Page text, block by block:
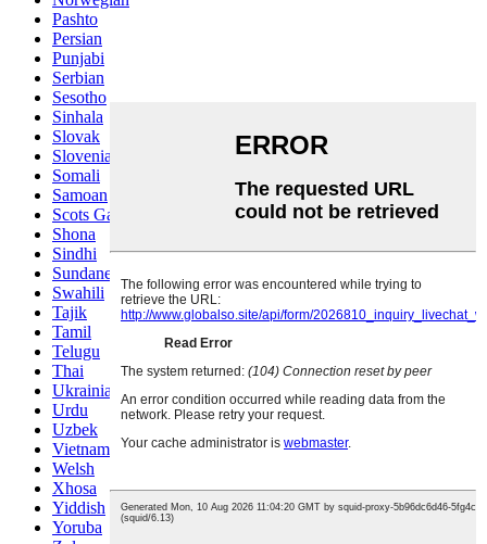
Pashto
Persian
Punjabi
Serbian
Sesotho
Sinhala
Slovak
Slovenian
Somali
Samoan
Scots Gaelic
Shona
Sindhi
Sundanese
Swahili
Tajik
Tamil
Telugu
Thai
Ukrainian
Urdu
Uzbek
Vietnamese
Welsh
Xhosa
Yiddish
Yoruba